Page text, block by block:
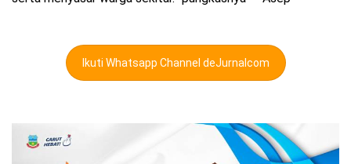
Ikuti Whatsapp Channel deJurnalcom